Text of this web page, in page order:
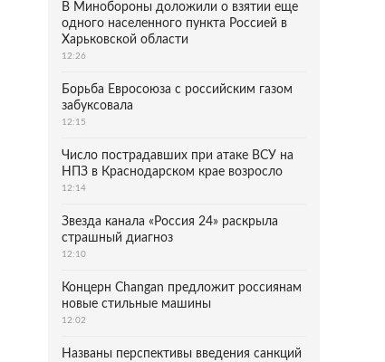
В Минобороны доложили о взятии еще
одного населенного пункта Россией в
Харьковской области
12:26
Борьба Евросоюза с российским газом
забуксовала
12:15
Число пострадавших при атаке ВСУ на
НПЗ в Краснодарском крае возросло
12:14
Звезда канала «Россия 24» раскрыла
страшный диагноз
12:10
Концерн Changan предложит россиянам
новые стильные машины
12:02
Названы перспективы введения санкций